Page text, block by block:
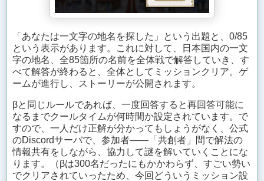
「あなたは一文字の地名を探した」という出題と、0/85
という表示があります。これに対して、日本国内の一文
字の地名、全85箇所の名前を全体戦で解答していき、す
べて解答が終わると、全体としてミッションクリア。ゲ
ームが進行し、ストーリーが公開されます。
βと同じルールであれば、一度回答すると再回答可能に
なるまでクールタイムが何時間か設定されています。で
すので、一人だけ正解が分かってもしょうがなく、公式
のDiscordサーバで、参加者——「共創者」間で解法の
情報共有をしながら、協力して謎を解いていくことにな
ります。（βは300名だったにもかかわらず、すごい勢い
でクリアされていったため、今回どういうミッション設